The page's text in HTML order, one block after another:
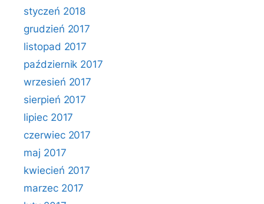
styczeń 2018
grudzień 2017
listopad 2017
październik 2017
wrzesień 2017
sierpień 2017
lipiec 2017
czerwiec 2017
maj 2017
kwiecień 2017
marzec 2017